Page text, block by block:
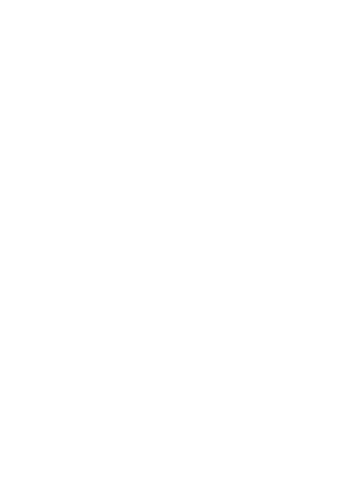
bij dagelijkse activiteiten, is behandeling